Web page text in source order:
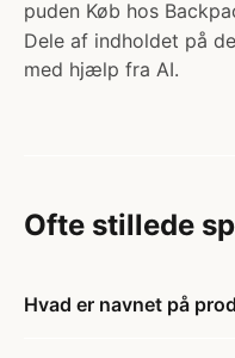
puden Køb hos
Dele af indholdet på
med hjælp fra AI.
Ofte stillede
Hvad er navnet på